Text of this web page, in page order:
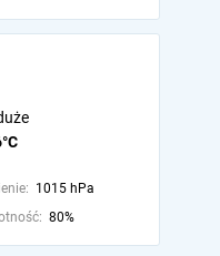
1015 hPa
80%